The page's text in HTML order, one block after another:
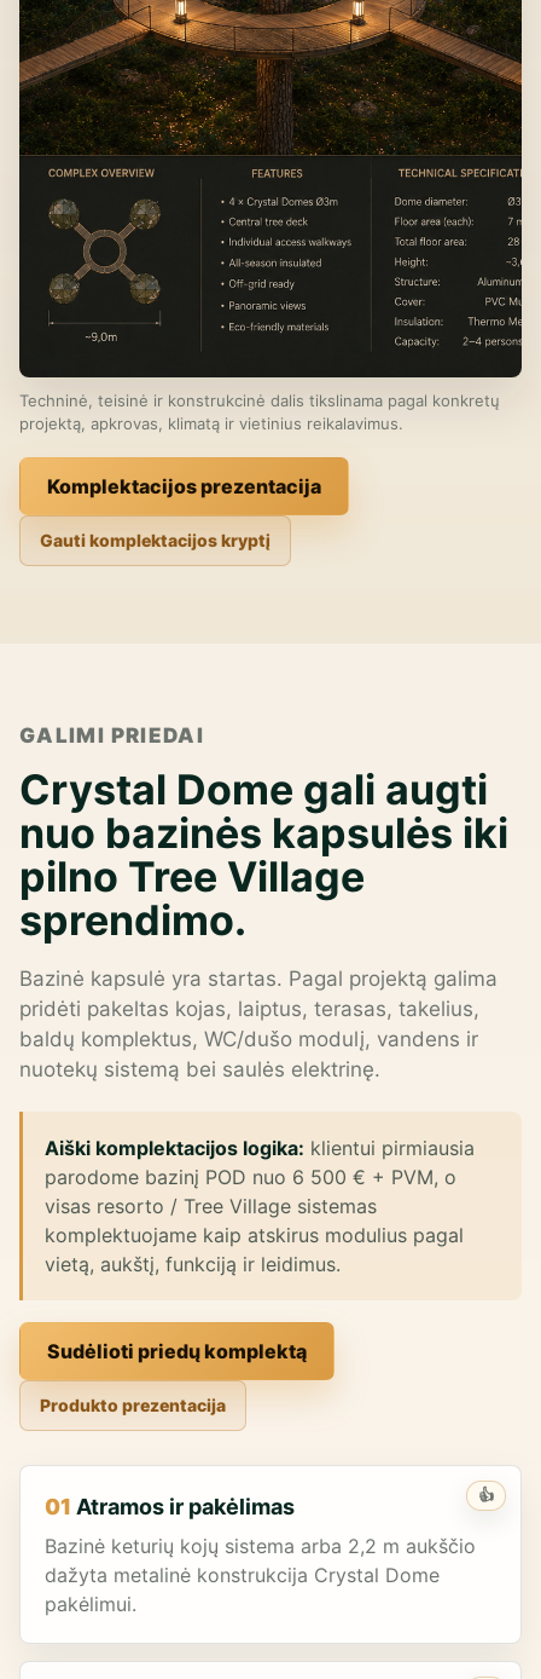
Techninė, teisinė ir konstrukcinė dalis tikslinama pagal konkretų
projektą, apkrovas, klimatą ir vietinius reikalavimus.
Komplektacijos prezentacija
Gauti komplektacijos kryptį
GALIMI PRIEDAI
Crystal Dome gali augti
nuo bazinės kapsulės iki
pilno Tree Village
sprendimo.
Bazinė kapsulė yra startas. Pagal projektą galima
pridėti pakeltas kojas, laiptus, terasas, takelius,
baldų komplektus, WC/dušo modulį, vandens ir
nuotekų sistemą bei saulės elektrinę.
Aiški komplektacijos logika: klientui pirmiausia
parodome bazinį POD nuo 6 500 € + PVM, o
visas resorto / Tree Village sistemas
komplektuojame kaip atskirus modulius pagal
vietą, aukštį, funkciją ir leidimus.
Sudėlioti priedų komplektą
Produkto prezentacija
👍
01 Atramos ir pakėlimas
Bazinė keturių kojų sistema arba 2,2 m aukščio
dažyta metalinė konstrukcija Crystal Dome
pakėlimui.